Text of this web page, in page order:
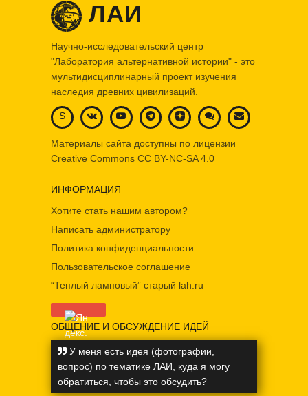
ЛАИ
Научно-исследовательский центр
"Лаборатория альтернативной истории" - это
мультидисциплинарный проект изучения
наследия древних цивилизаций.
S
Материалы сайта доступны по лицензии
Creative Commons CC BY-NC-SA 4.0
ИНФОРМАЦИЯ
Хотите стать нашим автором?
Написать администратору
Политика конфиденциальности
Пользовательское соглашение
“Теплый ламповый” старый lah.ru
ОБЩЕНИЕ И ОБСУЖДЕНИЕ ИДЕЙ
У меня есть идея (фотографии,
вопрос) по тематике ЛАИ, куда я могу
обратиться, чтобы это обсудить?